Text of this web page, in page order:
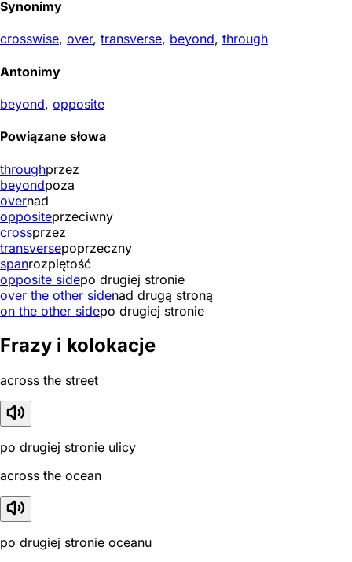
Synonimy
crosswise, over, transverse, beyond, through
Antonimy
beyond, opposite
Powiązane słowa
throughprzez
beyondpoza
overnad
oppositeprzeciwny
crossprzez
transversepoprzeczny
spanrozpiętość
opposite sidepo drugiej stronie
over the other sidenad drugą stroną
on the other sidepo drugiej stronie
Frazy i kolokacje
across the street
po drugiej stronie ulicy
across the ocean
po drugiej stronie oceanu